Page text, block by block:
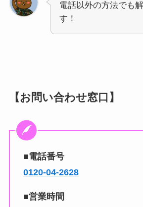
電話以外の方法でも
す！
【お問い合わせ窓口】
■電話番号
0120-04-2628
■営業時間